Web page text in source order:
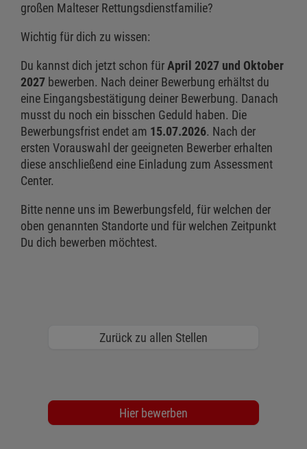
großen Malteser Rettungsdienstfamilie?
Wichtig für dich zu wissen:
Du kannst dich jetzt schon fürApril 2027 und Oktober
2027 bewerben. Nach deiner Bewerbung erhältst du
eine Eingangsbestätigung deiner Bewerbung. Danach
musst du noch ein bisschen Geduld haben. Die
Bewerbungsfrist endet am 15.07.2026. Nach der
ersten Vorauswahl der geeigneten Bewerber erhalten
diese anschließend eine Einladung zum Assessment
Center.
Bitte nenne uns im Bewerbungsfeld, für welchen der
oben genannten Standorte und für welchen Zeitpunkt
Du dich bewerben möchtest.
Zurück zu allen Stellen
Hier bewerben